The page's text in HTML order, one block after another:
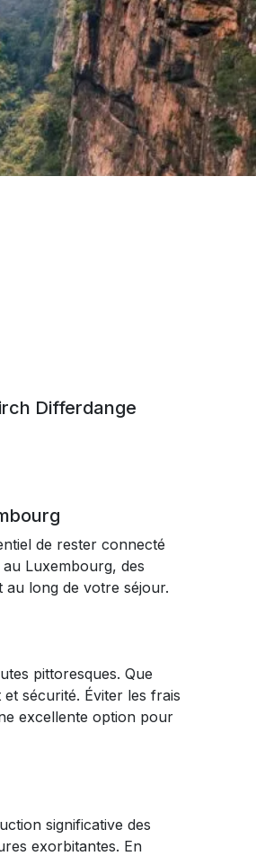
Differdange
de rester connecté
Luxembourg, des
long de votre séjour.
pittoresques. Que
sécurité. Éviter les frais
excellente option pour
significative des
exorbitantes. En